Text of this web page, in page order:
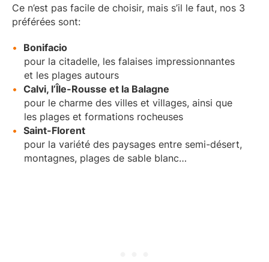
Ce n’est pas facile de choisir, mais s’il le faut, nos 3
préférées sont:
Bonifacio
pour la citadelle, les falaises impressionnantes
et les plages autours
Calvi, l’Île-Rousse et la Balagne
pour le charme des villes et villages, ainsi que
les plages et formations rocheuses
Saint-Florent
pour la variété des paysages entre semi-désert,
montagnes, plages de sable blanc…